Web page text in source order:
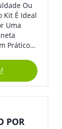
Ou
Kit É Ideal
Uma
Prático
Irão
Sua
POR